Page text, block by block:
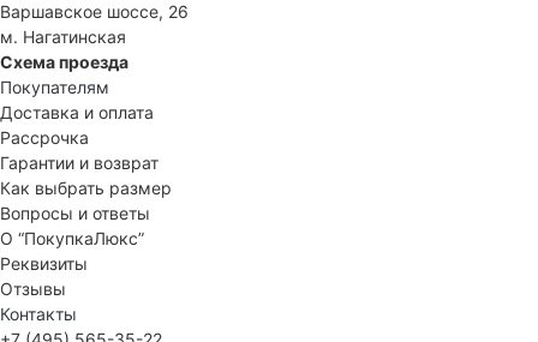
Варшавское шоссе, 26
м. Нагатинская
Схема проезда
Покупателям
Доставка и оплата
Рассрочка
Гарантии и возврат
Как выбрать размер
Вопросы и ответы
О “ПокупкаЛюкс”
Реквизиты
Отзывы
Контакты